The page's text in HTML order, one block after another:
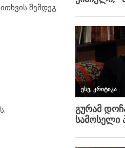
შემდეგ